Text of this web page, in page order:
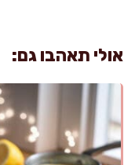
אולי תאהבו גם: